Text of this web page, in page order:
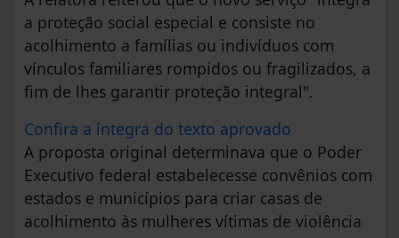
a proteção social especial e consiste no
acolhimento a famílias ou indivíduos com
vínculos familiares rompidos ou fragilizados, a
fim de lhes garantir proteção integral".
Confira a íntegra do texto aprovado
A proposta original determinava que o Poder
Executivo federal estabelecesse convênios com
estados e municípios para criar casas de
acolhimento às mulheres vítimas de violência